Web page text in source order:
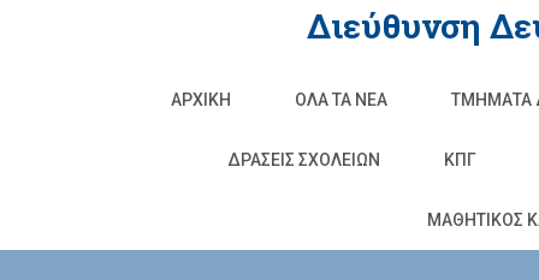
Διεύθυνση
ΑΡΧΙΚΉ ΌΛΑ ΤΑ ΝΈΑ ΤΜΉΜΑΤΑ
ΔΡΆΣΕΙΣ ΣΧΟΛΕΊΩΝ ΚΠΓ
ΜΑΘΗΤΙΚΟΣ